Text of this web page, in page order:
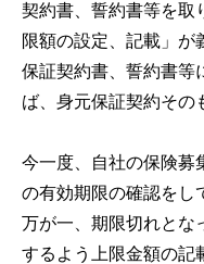
契約書、誓約書等を取
限額の設定、記載」が
保証契約書、誓約書等
ば、身元保証契約その
今一度、自社の保険募
の有効期限の確認をし
万が一、期限切れとな
するよう上限金額の記